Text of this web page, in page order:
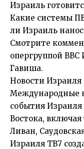
Израиль
Какие системы
ли Израиль
Смотрите
опергруппой
Гавиша.
Новости Израиля
Международные
события
Востока,
Ливан,
Израиля ТВ7